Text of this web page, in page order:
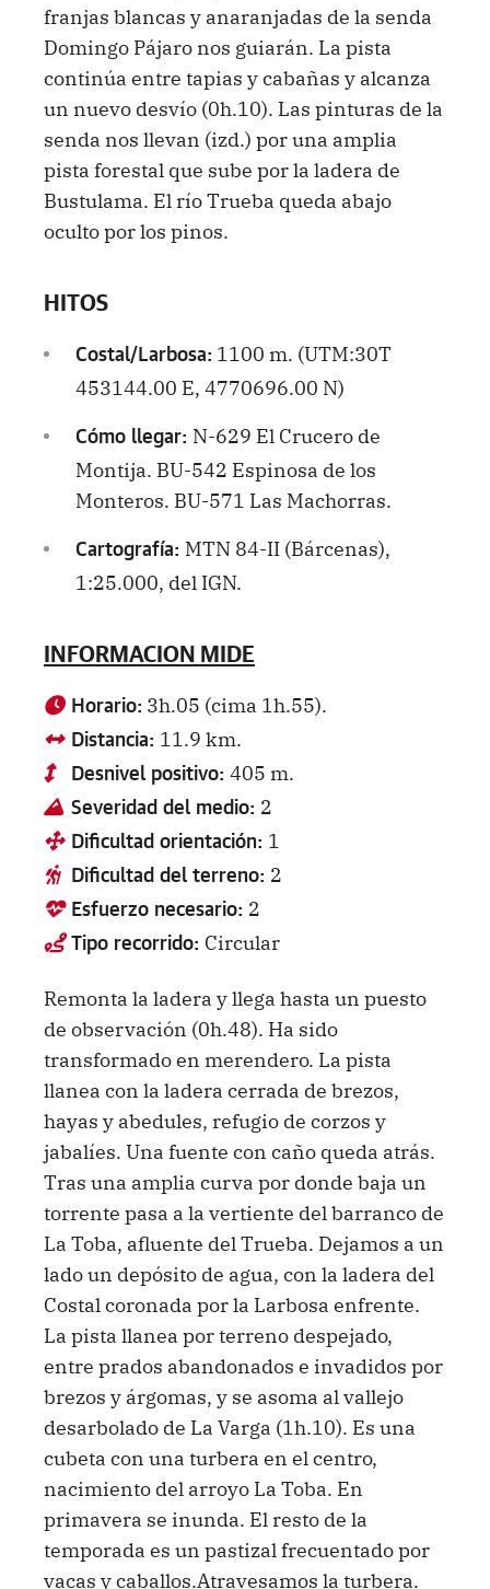
franjas blancas y anaranjadas de la senda
Domingo Pájaro nos guiarán. La pista
continúa entre tapias y cabañas y alcanza
un nuevo desvío (0h.10). Las pinturas de la
senda nos llevan (izd.) por una amplia
pista forestal que sube por la ladera de
Bustulama. El río Trueba queda abajo
oculto por los pinos.
HITOS
Costal/Larbosa: 1100 m. (UTM:30T
453144.00 E, 4770696.00 N)
Cómo llegar: N-629 El Crucero de
Montija. BU-542 Espinosa de los
Monteros. BU-571 Las Machorras.
Cartografía: MTN 84-II (Bárcenas),
1:25.000, del IGN.
INFORMACION MIDE
Horario: 3h.05 (cima 1h.55).
Distancia: 11.9 km.
Desnivel positivo: 405 m.
Severidad del medio: 2
Dificultad orientación: 1
Dificultad del terreno: 2
Esfuerzo necesario: 2
Tipo recorrido: Circular
Remonta la ladera y llega hasta un puesto
de observación (0h.48). Ha sido
transformado en merendero. La pista
llanea con la ladera cerrada de brezos,
hayas y abedules, refugio de corzos y
jabalíes. Una fuente con caño queda atrás.
Tras una amplia curva por donde baja un
torrente pasa a la vertiente del barranco de
La Toba, afluente del Trueba. Dejamos a un
lado un depósito de agua, con la ladera del
Costal coronada por la Larbosa enfrente.
La pista llanea por terreno despejado,
entre prados abandonados e invadidos por
brezos y árgomas, y se asoma al vallejo
desarbolado de La Varga (1h.10). Es una
cubeta con una turbera en el centro,
nacimiento del arroyo La Toba. En
primavera se inunda. El resto de la
temporada es un pastizal frecuentado por
vacas y caballos.Atravesamos la turbera.